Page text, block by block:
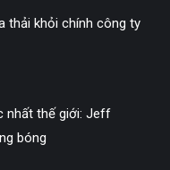
thải khỏi chính công ty
nhất thế giới: Jeff
bóng